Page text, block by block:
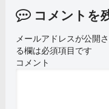
コメントを
メールアドレスが公開
る欄は必須項目です
コメント